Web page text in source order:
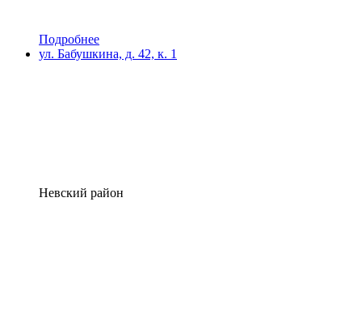
Подробнее
ул. Бабушкина, д. 42, к. 1
Невский район